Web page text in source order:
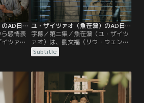
ユ・ザイツァオ（魚在藻）のAD日記 第01話／字幕
感情表
ツァ
。同じ
タオ・
日、陶唐
博物館
にやっ
督と犬
ユ・ザイツァオ（魚在藻）のAD日記 第02話／字幕
字幕／第二集／魚在藻（ユ・ザイツ
ァオ）は、劉文福（リウ・ウェンフ
ー）とその娘が仕事のことでもめて
いるシーンを撮影し、放送しようと
ン）は猛反対。これを放送するなら
番組を降板すると言い出す。魚在藻
（ユ・ザイツァオ）は陶唐（タオ・
タン）を説得しながら、劉文福（リ
Subtitle